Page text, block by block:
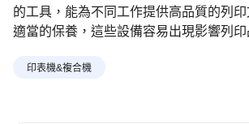
的工具，能為不同工作提供高品質的列
適當的保養，這些設備容易出現影響列
表機壽命。
印表機&複合機